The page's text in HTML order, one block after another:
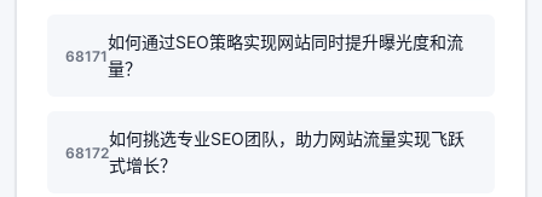
68171
如何通过SEO策略实现网站同时提升曝光度和流
量？
68172
如何挑选专业SEO团队，助力网站流量实现飞跃
式增长？